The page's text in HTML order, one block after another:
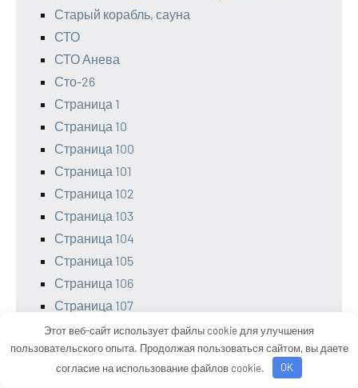
Старый корабль, сауна
СТО
СТО Анева
Сто-26
Страница 1
Страница 10
Страница 100
Страница 101
Страница 102
Страница 103
Страница 104
Страница 105
Страница 106
Страница 107
Страница 108
Страница 109
Страница 11
Этот веб-сайт использует файлы cookie для улучшения
пользовательского опыта. Продолжая пользоваться сайтом, вы даете
согласие на использование файлов cookie.
OK